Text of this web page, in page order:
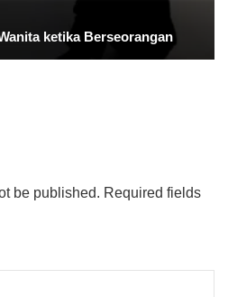
ketika Berseorangan
be published. Required fields